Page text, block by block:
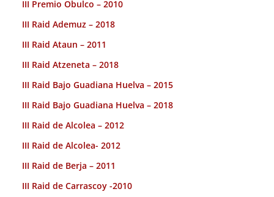
III Premio Obulco – 2010
III Raid Ademuz – 2018
III Raid Ataun – 2011
III Raid Atzeneta – 2018
III Raid Bajo Guadiana Huelva – 2015
III Raid Bajo Guadiana Huelva – 2018
III Raid de Alcolea – 2012
III Raid de Alcolea- 2012
III Raid de Berja – 2011
III Raid de Carrascoy -2010